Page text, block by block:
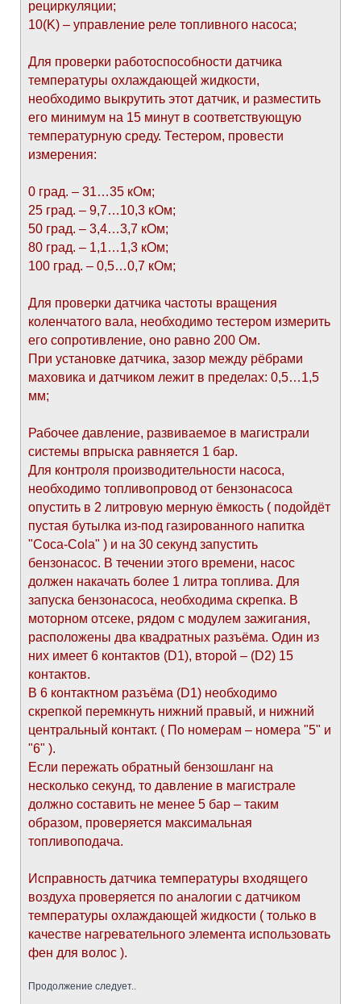
рециркуляции;
10(K) – управление реле топливного насоса;
Для проверки работоспособности датчика
температуры охлаждающей жидкости,
необходимо выкрутить этот датчик, и разместить
его минимум на 15 минут в соответствующую
температурную среду. Тестером, провести
измерения:
0 град. – 31…35 кОм;
25 град. – 9,7…10,3 кОм;
50 град. – 3,4…3,7 кОм;
80 град. – 1,1…1,3 кОм;
100 град. – 0,5…0,7 кОм;
Для проверки датчика частоты вращения
коленчатого вала, необходимо тестером измерить
его сопротивление, оно равно 200 Ом.
При установке датчика, зазор между рёбрами
маховика и датчиком лежит в пределах: 0,5…1,5
мм;
Рабочее давление, развиваемое в магистрали
системы впрыска равняется 1 бар.
Для контроля производительности насоса,
необходимо топливопровод от бензонасоса
опустить в 2 литровую мерную ёмкость ( подойдёт
пустая бутылка из-под газированного напитка
"Coca-Cola" ) и на 30 секунд запустить
бензонасос. В течении этого времени, насос
должен накачать более 1 литра топлива. Для
запуска бензонасоса, необходима скрепка. В
моторном отсеке, рядом с модулем зажигания,
расположены два квадратных разъёма. Один из
них имеет 6 контактов (D1), второй – (D2) 15
контактов.
В 6 контактном разъёма (D1) необходимо
скрепкой перемкнуть нижний правый, и нижний
центральный контакт. ( По номерам – номера "5" и
"6" ).
Если пережать обратный бензошланг на
несколько секунд, то давление в магистрале
должно составить не менее 5 бар – таким
образом, проверяется максимальная
топливоподача.
Исправность датчика температуры входящего
воздуха проверяется по аналогии с датчиком
температуры охлаждающей жидкости ( только в
качестве нагревательного элемента использовать
фен для волос ).
Продолжение следует..